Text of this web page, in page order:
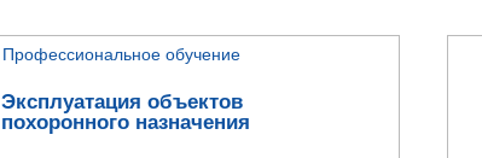
Эксплуатация объектов
похоронного назначения
Профессиональное обучение